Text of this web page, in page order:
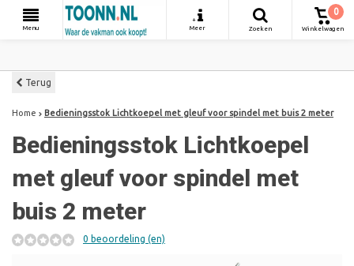
Menu
+
Meer
Zoeken
0
Winkelwagen
Terug
Home Bedieningsstok Lichtkoepel met gleuf voor spindel met buis 2 meter
Bedieningsstok Lichtkoepel
met gleuf voor spindel met
buis 2 meter
0 beoordeling (en)